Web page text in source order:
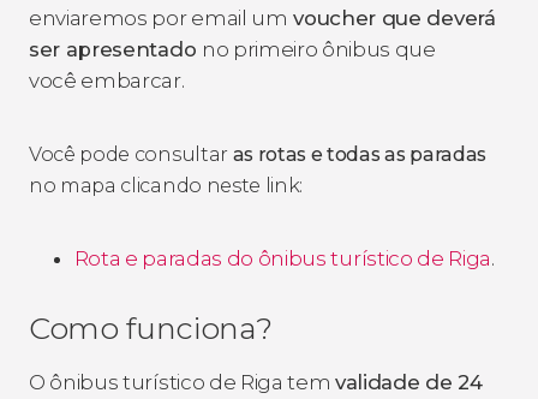
enviaremos por email um voucher que deverá
ser apresentado no primeiro ônibus que
você embarcar.
Você pode consultar as rotas e todas as paradas
no mapa clicando neste link:
Rota e paradas do ônibus turístico de Riga.
Como funciona?
O ônibus turístico de Riga temvalidade de 24